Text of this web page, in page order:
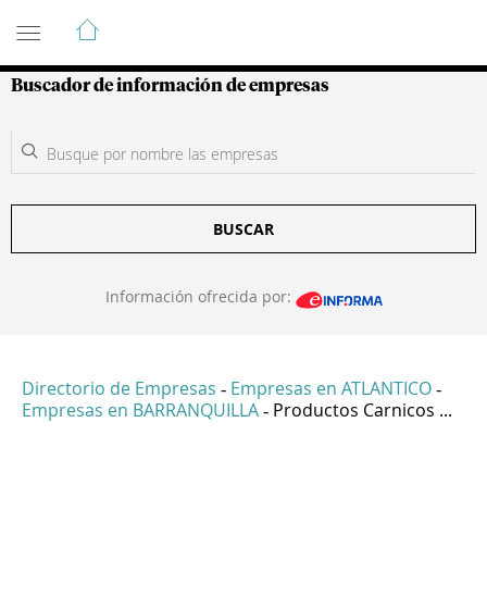
Guía de Empresas Colombianas
Buscador de información de empresas
BUSCAR
Información ofrecida por:
Directorio de Empresas - Empresas en ATLANTICO -
Empresas en BARRANQUILLA - Productos Carnicos ...